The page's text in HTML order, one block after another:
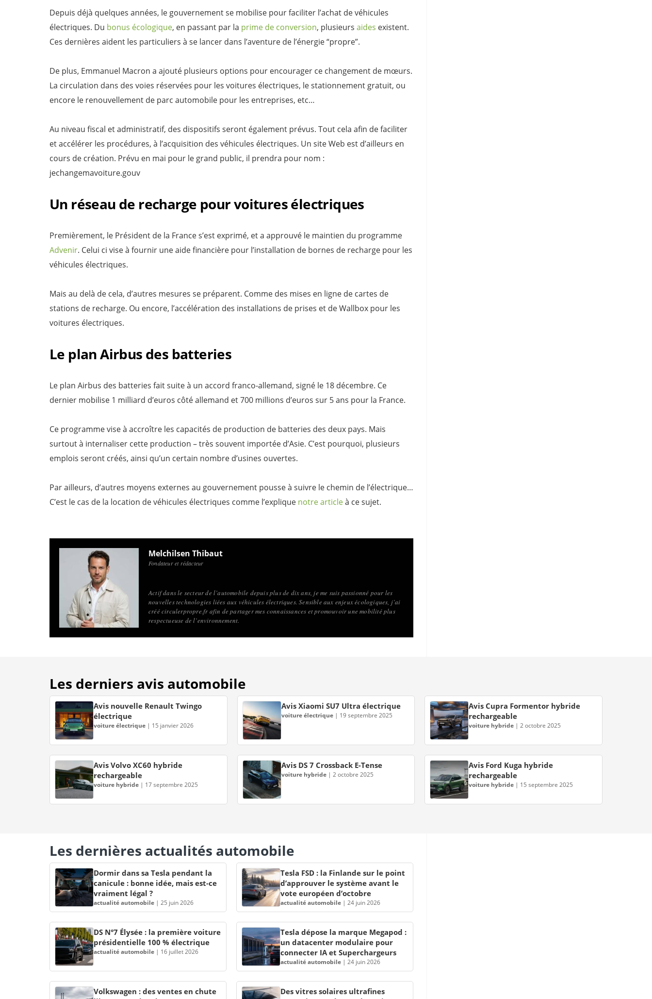
Depuis déjà quelques années, le gouvernement se mobilise pour faciliter l’achat de véhicules
électriques. Du bonus écologique, en passant par la prime de conversion, plusieurs aides existent.
Ces dernières aident les particuliers à se lancer dans l’aventure de l’énergie “propre”.
De plus, Emmanuel Macron a ajouté plusieurs options pour encourager ce changement de mœurs.
La circulation dans des voies réservées pour les voitures électriques, le stationnement gratuit, ou
encore le renouvellement de parc automobile pour les entreprises, etc…
Au niveau fiscal et administratif, des dispositifs seront également prévus. Tout cela afin de faciliter
et accélérer les procédures, à l’acquisition des véhicules électriques. Un site Web est d’ailleurs en
cours de création. Prévu en mai pour le grand public, il prendra pour nom :
jechangemavoiture.gouv
Un réseau de recharge pour voitures électriques
Premièrement, le Président de la France s’est exprimé, et a approuvé le maintien du programme
Advenir. Celui ci vise à fournir une aide financière pour l’installation de bornes de recharge pour les
véhicules électriques.
Mais au delà de cela, d’autres mesures se préparent. Comme des mises en ligne de cartes de
stations de recharge. Ou encore, l’accélération des installations de prises et de Wallbox pour les
voitures électriques.
Le plan Airbus des batteries
Le plan Airbus des batteries fait suite à un accord franco-allemand, signé le 18 décembre. Ce
dernier mobilise 1 milliard d’euros côté allemand et 700 millions d’euros sur 5 ans pour la France.
Ce programme vise à accroître les capacités de production de batteries des deux pays. Mais
surtout à internaliser cette production – très souvent importée d’Asie. C’est pourquoi, plusieurs
emplois seront créés, ainsi qu’un certain nombre d’usines ouvertes.
Par ailleurs, d’autres moyens externes au gouvernement pousse à suivre le chemin de l’électrique…
C’est le cas de la location de véhicules électriques comme l’explique notre articleà ce sujet.
Melchilsen Thibaut
Fondateur et rédacteur
Actif dans le secteur de l’automobile depuis plus de dix ans, je me suis passionné pour les
nouvelles technologies liées aux véhicules électriques. Sensible aux enjeux écologiques, j’ai
créé circulerpropre.fr afin de partager mes connaissances et promouvoir une mobilité plus
respectueuse de l’environnement.
Les derniers avis automobile
Avis nouvelle Renault Twingo
électrique
voiture électrique | 15 janvier 2026
Avis Xiaomi SU7 Ultra électrique
voiture électrique| 19 septembre 2025
Avis Cupra Formentor hybride
rechargeable
voiture hybride |2 octobre 2025
Avis Volvo XC60 hybride
rechargeable
voiture hybride | 17 septembre 2025
Avis DS 7 Crossback E-Tense
voiture hybride| 2 octobre 2025
Avis Ford Kuga hybride
rechargeable
voiture hybride | 15 septembre 2025
Les dernières actualités automobile
Dormir dans sa Tesla pendant la
canicule : bonne idée, mais est-ce
vraiment légal ?
actualité automobile | 25 juin 2026
Tesla FSD : la Finlande sur le point
d’approuver le système avant le
vote européen d’octobre
actualité automobile | 24 juin 2026
DS N°7 Élysée : la première voiture
présidentielle 100 % électrique
actualité automobile | 16 juillet 2026
Tesla dépose la marque Megapod :
un datacenter modulaire pour
connecter IA et Superchargeurs
actualité automobile | 24 juin 2026
Volkswagen : des ventes en chute
Des vitres solaires ultrafines